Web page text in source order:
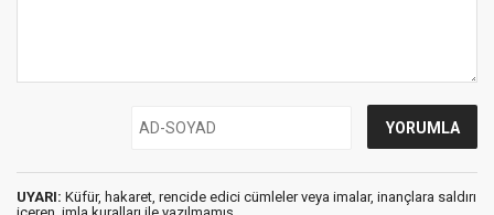
UYARI: Küfür, hakaret, rencide edici cümleler veya imalar, inançlara saldırı